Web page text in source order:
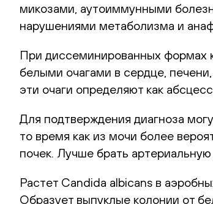
микозами, аутоиммунными
нарушениями метаболизма и
При диссеминированных формах
белыми очагами в сердце,
эти очаги определяют как
Для подтверждения диагноза
то время как из мочи более
почек. Лучше брать
Растет Candida albicans в
Образует выпуклые колонии от